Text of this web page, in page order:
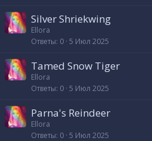
Silver Shriekwing
Ellora
Ответы 0 5 Июл 2025
Tamed Snow Tiger
Ellora
Ответы 0 5 Июл 2025
Parna's Reindeer
Ellora
Ответы 0 5 Июл 2025